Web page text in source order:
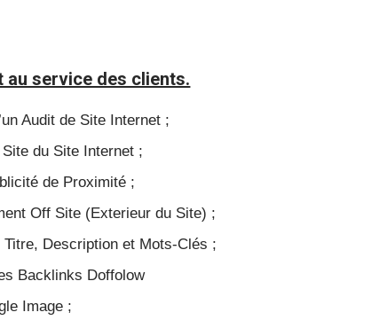
service des clients.
Audit de Site Internet ;
du Site Internet ;
de Proximité ;
Off Site (Exterieur du Site) ;
Description et Mots-Clés ;
Backlinks Doffolow
Image ;